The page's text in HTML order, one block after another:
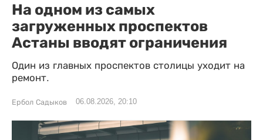
На одном из самых
загруженных проспектов
Астаны вводят ограничения
Один из главных проспектов столицы уходит на
ремонт.
Ербол Садыков 06.08.2026, 20:10